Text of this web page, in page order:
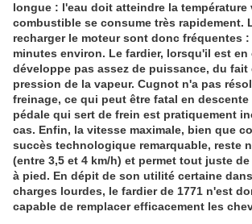
longue : l'eau doit atteindre la
combustible se consume très rapidement.
recharger le moteur sont donc fréquentes
minutes environ. Le fardier, lorsqu'il est en
développe pas assez de puissance, du fait
pression de la vapeur. Cugnot n'a pas
freinage, ce qui peut être fatal en
pédale qui sert de frein est pratiquement
cas. Enfin, la vitesse maximale, bien que
succès technologique remarquable, reste
(entre 3,5 et 4 km/h) et permet tout juste
à pied. En dépit de son utilité certaine
charges lourdes, le fardier de 1771 n'est
capable de remplacer efficacement les